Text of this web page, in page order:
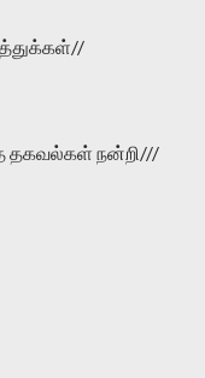
தகவல்கள் நன்றி///